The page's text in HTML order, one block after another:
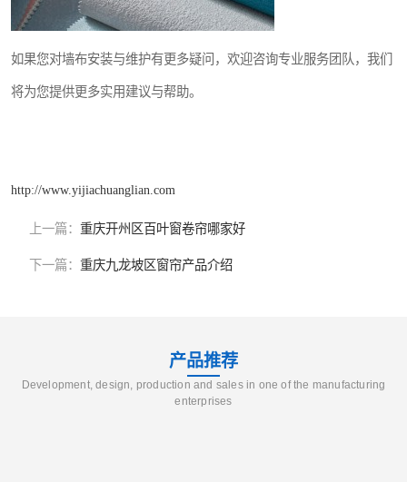
如果您对墙布安装与维护有更多疑问，欢迎咨询专业服务团队，我们
将为您提供更多实用建议与帮助。
http://www.yijiachuanglian.com
上一篇： 重庆开州区百叶窗卷帘哪家好
下一篇： 重庆九龙坡区窗帘产品介绍
产品推荐
Development, design, production and sales in one of the manufacturing
enterprises